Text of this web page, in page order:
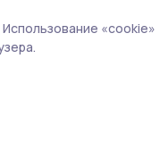
Использование «cookie»